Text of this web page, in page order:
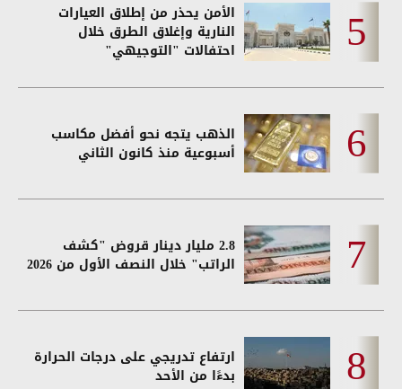
الأمن يحذر من إطلاق العيارات
النارية وإغلاق الطرق خلال
احتفالات "التوجيهي"
الذهب يتجه نحو أفضل مكاسب
أسبوعية منذ كانون الثاني
2.8 مليار دينار قروض "كشف
الراتب" خلال النصف الأول من 2026
ارتفاع تدريجي على درجات الحرارة
بدءًا من الأحد